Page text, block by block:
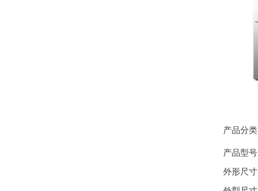
产品分类
产品型号
外形尺寸